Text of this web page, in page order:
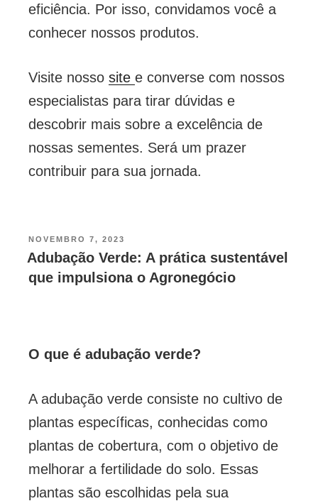
eficiência. Por isso, convidamos você a
conhecer nossos produtos.
Visite nosso site e converse com nossos
especialistas para tirar dúvidas e
descobrir mais sobre a excelência de
nossas sementes. Será um prazer
contribuir para sua jornada.
NOVEMBRO 7, 2023
Adubação Verde: A prática sustentável
que impulsiona o Agronegócio
O que é adubação verde?
A adubação verde consiste no cultivo de
plantas específicas, conhecidas como
plantas de cobertura, com o objetivo de
melhorar a fertilidade do solo. Essas
plantas são escolhidas pela sua